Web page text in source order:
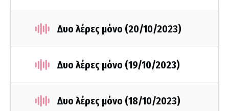
Δυο λέρες μόνο (20/10/2023)
Δυο λέρες μόνο (19/10/2023)
Δυο λέρες μόνο (18/10/2023)